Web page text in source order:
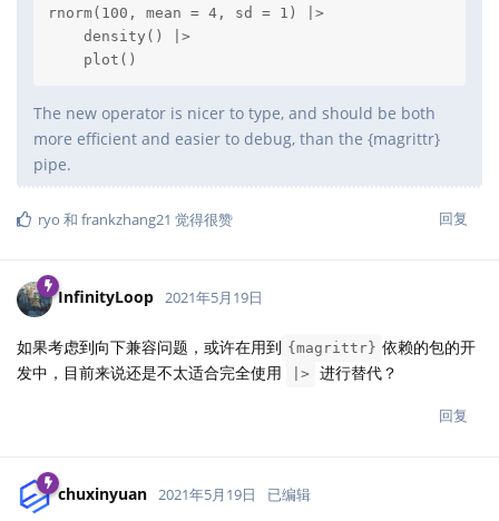
rnorm(100, mean = 4, sd = 1) |>
    density() |>
    plot()
The new operator is nicer to type, and should be both
more efficient and easier to debug, than the {magrittr}
pipe.
回复
ryo 和 frankzhang21 觉得很赞
InfinityLoop 2021年5月19日
如果考虑到向下兼容问题，或许在用到 {magrittr} 依赖的包的开
发中，目前来说还是不太适合完全使用
|> 进行替代？
回复
chuxinyuan 2021年5月19日 已编辑